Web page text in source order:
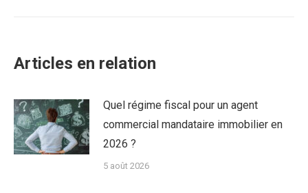
Articles en relation
Quel régime fiscal pour un agent
commercial mandataire immobilier en
2026 ?
5 août 2026